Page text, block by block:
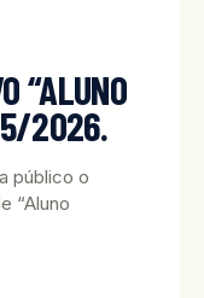
“ALUNO
2026.
público o
“Aluno